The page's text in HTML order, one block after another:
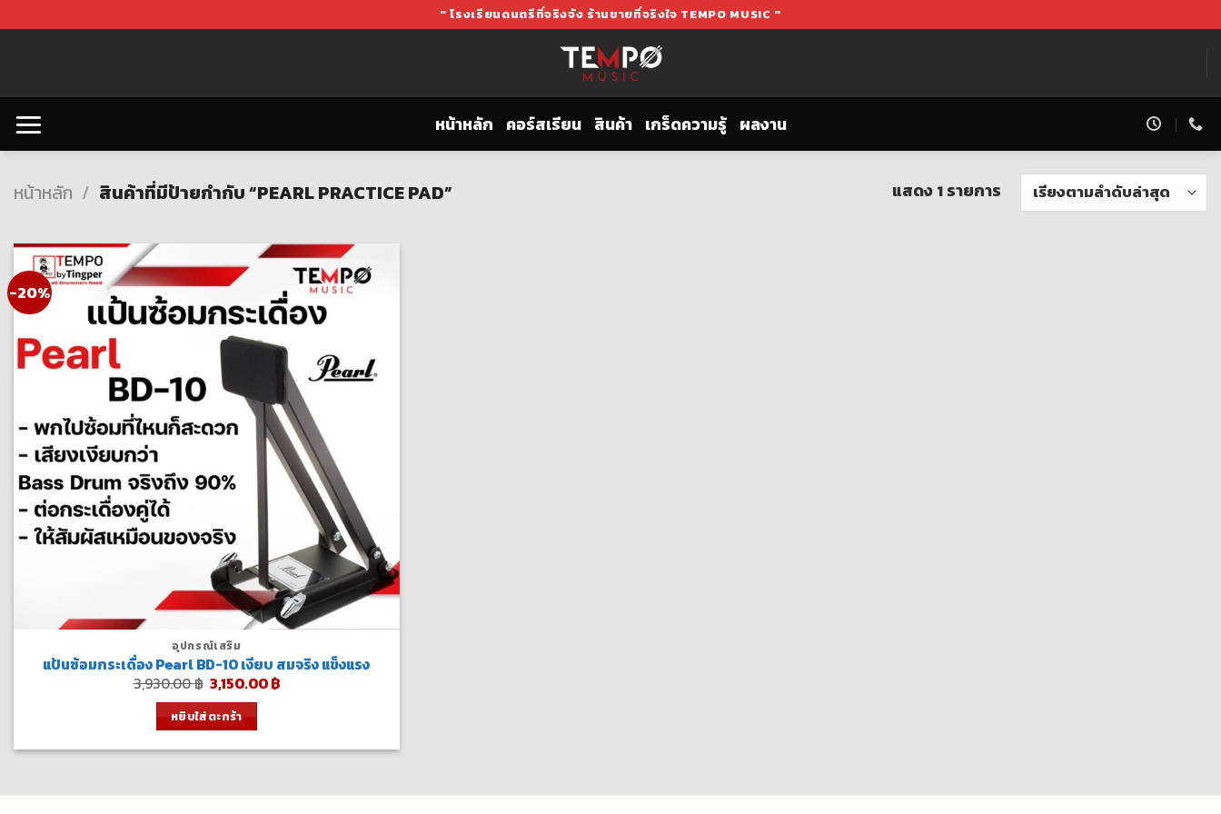
to
" โรงเรียนดนตรีที่จริงจัง ร้านขายที่จริงใจ TEMPO MUSIC "
หน้าหลัก คอร์สเรียน สินค้า เกร็ดความรู้ ผลงาน
หน้าหลัก / สินค้าที่มีป้ายกำกับ “PEARL PRACTICE PAD” แสดง 1 รายการ
-20%
อุปกรณ์เสริม
แป้นซ้อมกระเดื่อง Pearl BD-10 เงียบ สมจริง แข็งแรง
3,930.00฿ Original
price
was:
3,930.00 ฿.
3,150.00฿Current
หยิบใส่ตะกร้า